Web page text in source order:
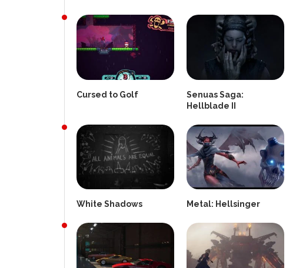
Cursed to Golf
Senuas Saga:
Hellblade II
White Shadows Metal: Hellsinger